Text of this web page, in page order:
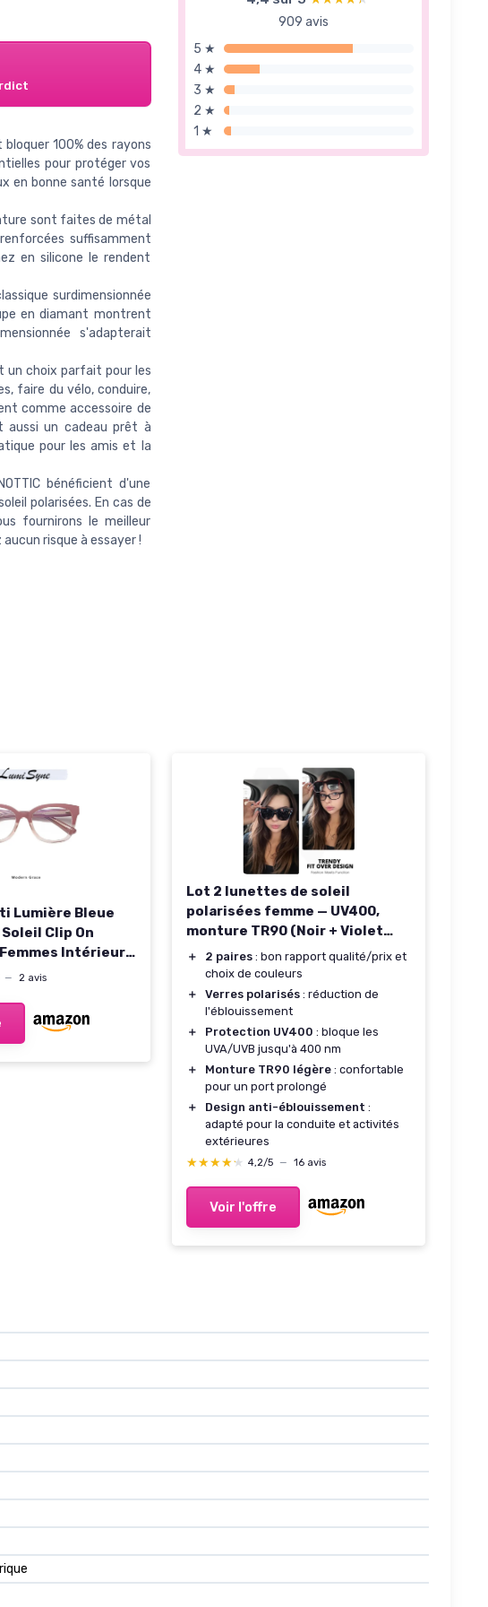
909 avis
5 ★
4 ★
3 ★
2 ★
1 ★
100% des rayons
pour protéger vos
en bonne santé lorsque
sont faites de métal
suffisamment
en silicone le rendent
surdimensionnée
en diamant montrent
s'adapterait
un choix parfait pour les
faire du vélo, conduire,
comme accessoire de
aussi un cadeau prêt à
pour les amis et la
bénéficient d'une
polarisées. En cas de
fournirons le meilleur
risque à essayer !
Lumière Bleue
Clip On
Intérieur
Pc Anti
Détachables
TR90 Marron
— 2 avis
Lot 2 lunettes de soleil
polarisées femme — UV400,
monture TR90 (Noir + Violet
dégradé)
＋ 2 paires : bon rapport qualité/prix et
choix de couleurs
＋
Verres polarisés : réduction de
l'éblouissement
＋
Protection UV400 : bloque les
UVA/UVB jusqu'à 400 nm
＋
Monture TR90 légère : confortable
pour un port prolongé
＋
Design anti-éblouissement :
adapté pour la conduite et activités
extérieures
★★★★★
★★★★★ 4,2/5 — 16 avis
Voir l'offre